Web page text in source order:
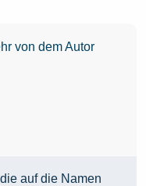
von dem Autor
auf die Namen